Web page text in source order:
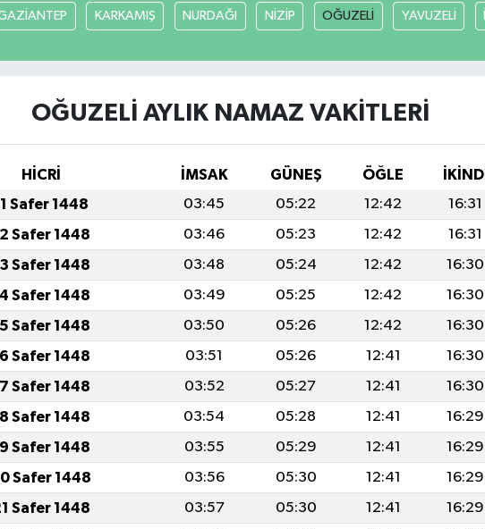
KARKAMIŞ NURDAĞI NİZİP OĞUZELİ YAVUZELİ
OĞUZELİ AYLIK NAMAZ VAKITLERI
HİCRİ İMSAK GÜNEŞ ÖĞLE İKINDI
Safer 1448 03:45 05:22 12:42 16:31
Safer 1448 03:46 05:23 12:42 16:31
Safer 1448 03:48 05:24 12:42 16:30
Safer 1448 03:49 05:25 12:42 16:30
Safer 1448 03:50 05:26 12:42 16:30
Safer 1448 03:51 05:26 12:41 16:30
Safer 1448 03:52 05:27 12:41 16:30
Safer 1448 03:54 05:28 12:41 16:29
Safer 1448 03:55 05:29 12:41 16:29
Safer 1448 03:56 05:30 12:41 16:29
Safer 1448 03:57 05:30 12:41 16:29